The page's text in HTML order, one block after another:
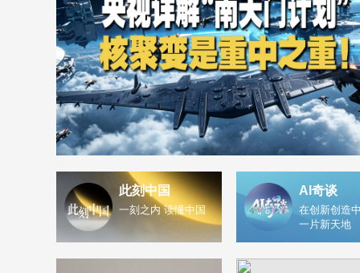
此刻中国
一刻之内 读懂中国
AI奇谈
在创新创造
一片新天地